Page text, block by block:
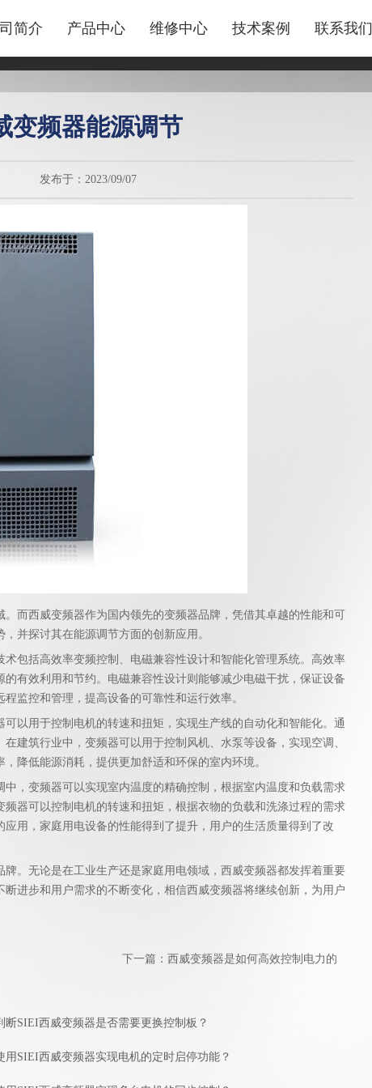
简介 产品中心 维修中心 技术案例 联系我们
变频器能源调节
发布于：2023/09/07
西威变频器作为国内领先的变频器品牌，凭借其卓越的性能和可
并探讨其在能源调节方面的创新应用。
括高效率变频控制、电磁兼容性设计和智能化管理系统。高效率
有效利用和节约。电磁兼容性设计则能够减少电磁干扰，保证设备
监控和管理，提高设备的可靠性和运行效率。
用于控制电机的转速和扭矩，实现生产线的自动化和智能化。通
建筑行业中，变频器可以用于控制风机、水泵等设备，实现空调、
降低能源消耗，提供更加舒适和环保的室内环境。
中，变频器可以实现室内温度的精确控制，根据室内温度和负载需求
器可以控制电机的转速和扭矩，根据衣物的负载和洗涤过程的需求
用，家庭用电设备的性能得到了提升，用户的生活质量得到了改
无论是在工业生产还是家庭用电领域，西威变频器都发挥着重要
进步和用户需求的不断变化，相信西威变频器将继续创新，为用户
下一篇： 西威变频器是如何高效控制电力的
断SIEI西威变频器是否需要更换控制板？
用SIEI西威变频器实现电机的定时启停功能？